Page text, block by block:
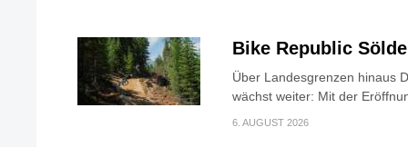
Bike Republic
Über Landesgrenzen hinaus
wächst weiter: Mit der
6. AUGUST 2026